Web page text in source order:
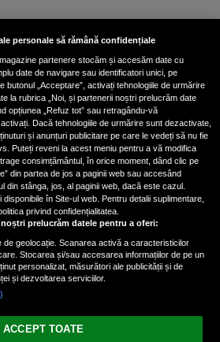
incredibile! Ilinca Vandici a
pus mâna pe aparatul de
al unui paparazzo și i l-
aruncat la gunoi: „S-a dus la
Nu mai aveam aer”
Moșneagu, mărturisiri
începutul relației cu Vlad
„Eu am fost îngrozită de
posibilă relație”
personale să rămână confidențiale
partenere stocăm și accesăm date cu
date de navigare sau identificatori unici, pe
butonul „Acceptare”, activați tehnologiile de urmărire
la rubrica „Noi, și partenerii noștri prelucrăm date
opțiunea „Refuz tot” sau retragându-vă
Dacă tehnologiile de urmărire sunt dezactivate,
și anunțuri publicitare pe care le vedeți să nu fie
Puteți reveni la acest meniu pentru a vă modifica
consimțământul, în orice moment, dând clic pe
din partea de jos a paginii web sau accesând
din stânga, jos, al paginii web, dacă este cazul.
în Site-ul web. Pentru detalii suplimentare,
privind confidențialitatea.
prelucrăm datele pentru a oferi:
de geolocație. Scanarea activă a caracteristicilor
Stocarea și/sau accesarea informațiilor de pe un
personalizat, măsurători ale publicității și de
și dezvoltarea serviciilor.
ACCEPT TOATE